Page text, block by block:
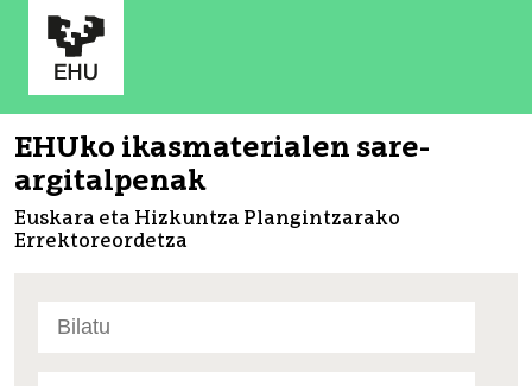
EHUko ikasmaterialen sare-
argitalpenak
Euskara eta Hizkuntza Plangintzarako
Errektoreordetza
atarian